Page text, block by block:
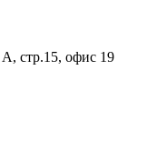
стр.15, офис 19